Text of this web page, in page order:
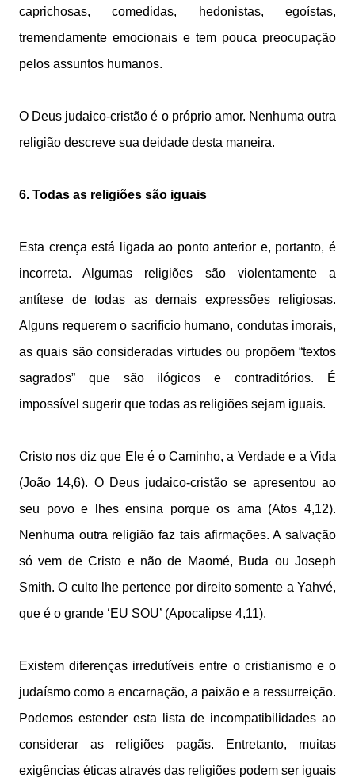
caprichosas, comedidas, hedonistas, egoístas,
tremendamente emocionais e tem pouca preocupação
pelos assuntos humanos.
O Deus judaico-cristão é o próprio amor. Nenhuma outra
religião descreve sua deidade desta maneira.
6. Todas as religiões são iguais
Esta crença está ligada ao ponto anterior e, portanto, é
incorreta. Algumas religiões são violentamente a
antítese de todas as demais expressões religiosas.
Alguns requerem o sacrifício humano, condutas imorais,
as quais são consideradas virtudes ou propõem “textos
sagrados” que são ilógicos e contraditórios. É
impossível sugerir que todas as religiões sejam iguais.
Cristo nos diz que Ele é o Caminho, a Verdade e a Vida
(João 14,6). O Deus judaico-cristão se apresentou ao
seu povo e lhes ensina porque os ama (Atos 4,12).
Nenhuma outra religião faz tais afirmações. A salvação
só vem de Cristo e não de Maomé, Buda ou Joseph
Smith. O culto lhe pertence por direito somente a Yahvé,
que é o grande ‘EU SOU’ (Apocalipse 4,11).
Existem diferenças irredutíveis entre o cristianismo e o
judaísmo como a encarnação, a paixão e a ressurreição.
Podemos estender esta lista de incompatibilidades ao
considerar as religiões pagãs. Entretanto, muitas
exigências éticas através das religiões podem ser iguais